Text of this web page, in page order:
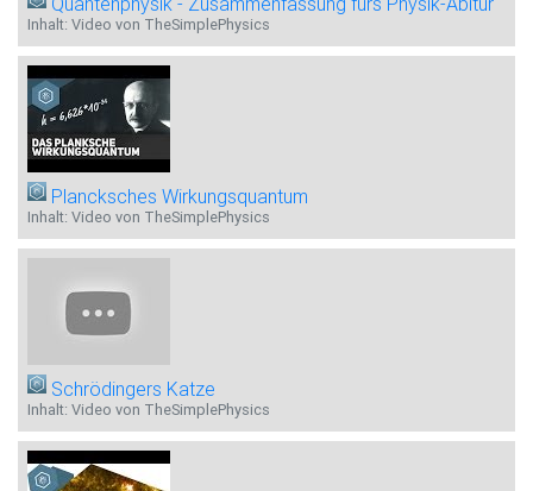
Inhalt: Video von TheSimplePhysics
Plancksches Wirkungsquantum
Inhalt: Video von TheSimplePhysics
Schrödingers Katze
Inhalt: Video von TheSimplePhysics